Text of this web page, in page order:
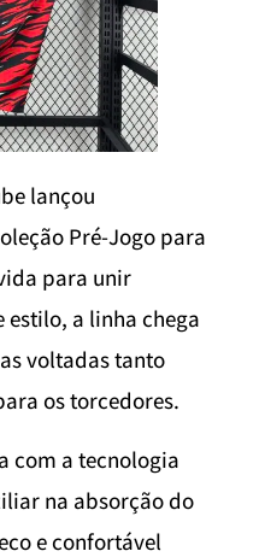
lançou
Pré-Jogo para
para unir
estilo, a linha chega
voltadas tanto
os torcedores.
com a tecnologia
na absorção do
e confortável